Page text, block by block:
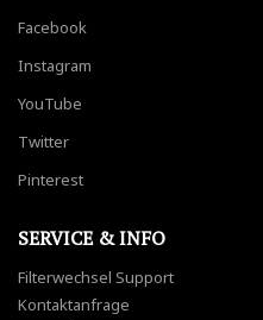
Facebook
Instagram
YouTube
Twitter
Pinterest
SERVICE & INFO
Filterwechsel Support
Kontaktanfrage